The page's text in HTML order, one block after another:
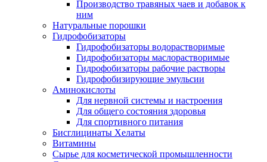
Производство травяных чаев и добавок к
ним
Натуральные порошки
Гидрофобизаторы
Гидрофобизаторы водорастворимые
Гидрофобизаторы маслорастворимые
Гидрофобизаторы рабочие растворы
Гидрофобизирующие эмульсии
Аминокислоты
Для нервной системы и настроения
Для общего состояния здоровья
Для спортивного питания
Бисглицинаты Хелаты
Витамины
Сырье для косметической промышленности